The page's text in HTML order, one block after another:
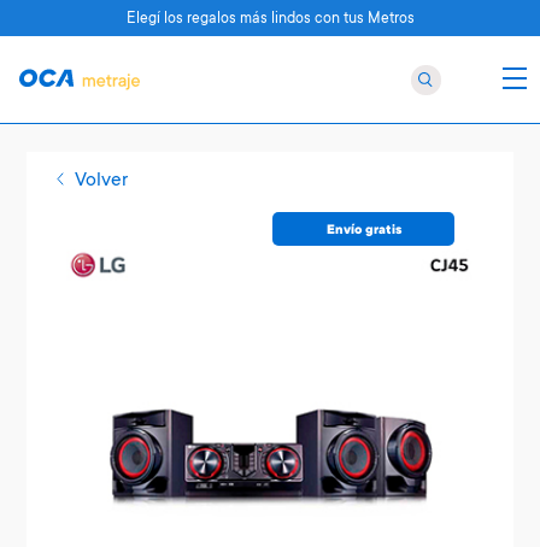
Volver
Envío gratis
Elegí los regalos más lindos con tus Metros